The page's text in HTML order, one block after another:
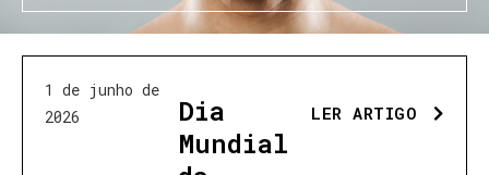
1 de junho de
2026
Dia
Mundial
LER ARTIGO